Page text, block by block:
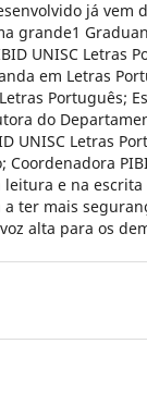
já vem
grande1
UNISC Letras
em Letras
Português;
do
UNISC Letras
Coordenadora
e na
a ter mais
alta para os